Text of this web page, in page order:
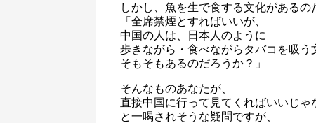
しかし、魚を生で食する文化があるの
「全席禁煙とすればいいが、
中国の人は、日本人のように
歩きながら・食べながらタバコを吸う
そもそもあるのだろうか？」
そんなものあなたが、
直接中国に行って見てくればいいじゃ
と一喝されそうな疑問ですが、